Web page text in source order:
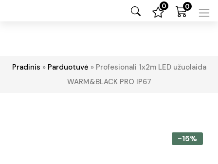
0 0
Pradinis » Parduotuvė » Profesionali 1x2m LED užuolaida
WARM&BLACK PRO IP67
-15%